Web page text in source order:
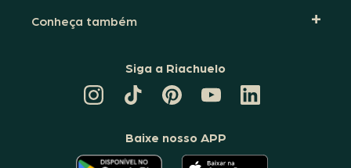
Conheça também
Siga a Riachuelo
TIKTOK
DA
PINTEREST
DA
CANAL
DA
RIACHUELO
LINKEDIN
DA
Baixe nosso APP
O O